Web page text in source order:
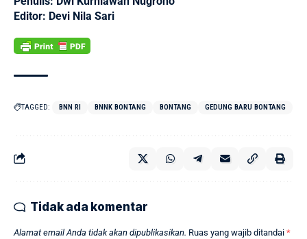
Editor: Devi Nila Sari
TAGGED: BNN RI BNNK BONTANG BONTANG GEDUNG BARU BONTANG
Tidak ada komentar
Alamat email Anda tidak akan dipublikasikan. Ruas yang wajib ditandai *